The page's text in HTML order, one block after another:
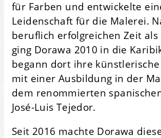
für Farben und entwickelte
Leidenschaft für die Malerei.
beruflich erfolgreichen Zeit als
ging Dorawa 2010 in die
begann dort ihre
mit einer Ausbildung in der
dem renommierten
José-Luis Tejedor.
Seit 2016 machte Dorawa